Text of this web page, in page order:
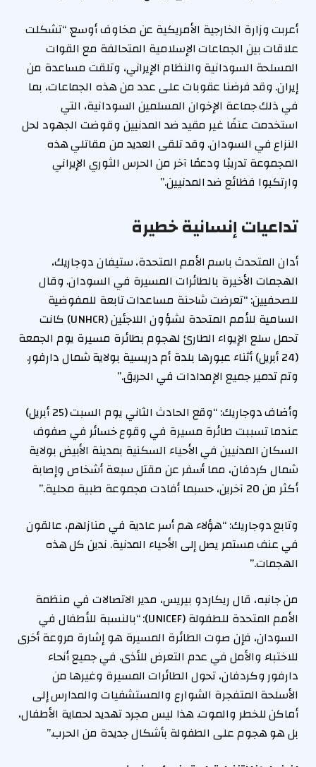
أعربت وزارة الخارجية الأمريكية عن مخاوف أوسع: “تشكلت
علاقات بين الجماعات الإسلامية المتحالفة مع القوات
المسلحة السودانية والنظام الإيراني، وتلقت مساعدة من
إيران. وقد فرضنا عقوبات على عدد من هذه الجماعات، بما
في ذلك جماعة الإخوان المسلمين السودانية، التي
استخدمت عنفًا غير مقيد ضد المدنيين وقوضت الجهود لحل
النزاع في السودان. وقد تلقى العديد من مقاتلي هذه
المجموعة تدريبًا ودعمًا آخر من الحرس الثوري الإيراني
وارتكبوا فظائع ضد المدنيين.”
تداعيات إنسانية خطيرة
أدان المتحدث باسم الأمم المتحدة، ستيفان دوجاريك،
الهجمات الأخيرة بالطائرات المسيرة في السودان. وقال
للصحفيين: “تعرضت شاحنة مساعدات تابعة للمفوضية
السامية للأمم المتحدة لشؤون اللاجئين (UNHCR) كانت
تحمل سلع الإيواء الطارئ لهجوم بطائرة مسيرة يوم الجمعة
(24 أبريل) أثناء عبورها بلدة أم دريسية بولاية شمال دارفور.
وتم تدمير جميع الإمدادات في الحريق.”
وأضاف دوجاريك: “وقع الحادث الثاني يوم السبت (25 أبريل)
عندما تسببت طائرة مسيرة في وقوع خسائر في صفوف
السكان المدنيين في الأحياء السكنية بمدينة الأبيض بولاية
شمال كردفان، مما أسفر عن مقتل سبعة أشخاص وإصابة
أكثر من 20 آخرين، حسبما أفادت مجموعة طبية محلية.”
وتابع دوجاريك: “هؤلاء هم أسر عادية في منازلهم، عالقون
في عنف مستمر يصل إلى الأحياء المدنية. ندين كل هذه
الهجمات.”
من جانبه، قال ريكاردو بيريس، مدير الاتصالات في منظمة
الأمم المتحدة للطفولة (UNICEF): “بالنسبة للأطفال في
السودان، فإن صوت الطائرة المسيرة هو إشارة مروعة أخرى
للاختباء والأمل في عدم التعرض للأذى. في جميع أنحاء
دارفور وكردفان، تحول الطائرات المسيرة وغيرها من
الأسلحة المتفجرة الشوارع والمستشفيات والمدارس إلى
أماكن للخطر والموت. هذا ليس مجرد تهديد لحماية الأطفال،
بل هو هجوم على الطفولة بأشكال جديدة من الحرب.”